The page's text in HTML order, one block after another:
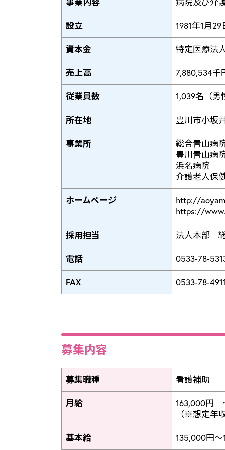
設立 1981年1月29
資本金 特定医療法
売上高 7,880,534千
従業員数 1,039名（男
所在地 豊川市小坂
事業所
総合青山病
豊川青山病
浜名病院
介護老人保
ホームページ
http://
https://
採用担当 法人本部
電話 0533-78-
FAX 0533-78-
募集内容
募集職種 看護補助
月給
163,000円
（※想定
基本給 135,000円